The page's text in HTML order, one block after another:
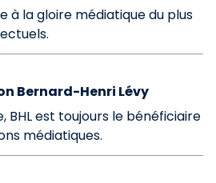
à la gloire médiatique du plus
Bernard-Henri Lévy
BHL est toujours le bénéficiaire
médiatiques.